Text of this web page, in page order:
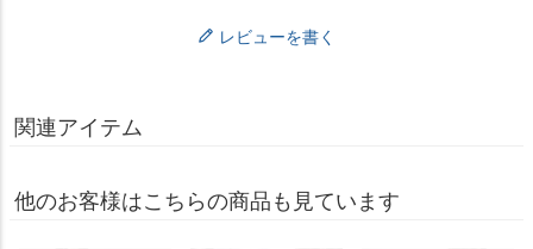
レビューを書く
関連アイテム
他のお客様はこちらの商品も見ています